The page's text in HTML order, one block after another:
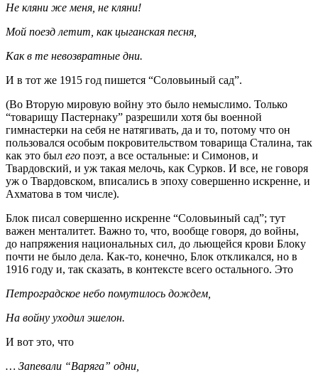
Не кляни же меня, не кляни!
Мой поезд летит, как цыганская песня,
Как в те невозвратные дни.
И в тот же 1915 год пишется “Соловьиный сад”.
(Во Вторую мировую войну это было немыслимо. Только
“товарищу Пастернаку” разрешили хотя бы военной
гимнастерки на себя не натягивать, да и то, потому что он
пользовался особым покровительством товарища Сталина, так
как это был его поэт, а все остальные: и Симонов, и
Твардовский, и уж такая мелочь, как Сурков. И все, не говоря
уж о Твардовском, вписались в эпоху совершенно искренне, и
Ахматова в том числе).
Блок писал совершенно искренне “Соловьиный сад”; тут
важен менталитет. Важно то, что, вообще говоря, до войны,
до напряжения национальных сил, до льющейся крови Блоку
почти не было дела. Как-то, конечно, Блок откликался, но в
1916 году и, так сказать, в контексте всего остального. Это
Петроградское небо помутилось дождем,
На войну уходил эшелон.
И вот это, что
… Запевали “Варяга” одни,